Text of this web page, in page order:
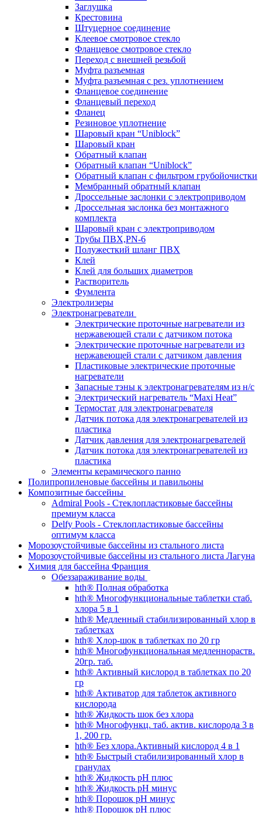
Заглушка
Крестовина
Штуцерное соединение
Клеевое смотровое стекло
Фланцевое смотровое стекло
Переход с внешней резьбой
Муфта разъемная
Муфта разъемная с рез. уплотнением
Фланцевое соединение
Фланцевый переход
Фланец
Резиновое уплотнение
Шаровый кран “Uniblock”
Шаровый кран
Обратный клапан
Обратный клапан “Uniblock”
Обратный клапан с фильтром грубойочистки
Мембранный обратный клапан
Дроссельные заслонки с электроприводом
Дроссельная заслонка без монтажного
комплекта
Шаровый кран с электроприводом
Трубы ПВХ,PN-6
Полужесткий шланг ПВХ
Клей
Клей для больших диаметров
Растворитель
Фумлента
Электролизеры
Электронагреватели
Электрические проточные нагреватели из
нержавеющей стали с датчиком потока
Электрические проточные нагреватели из
нержавеющей стали с датчиком давления
Пластиковые электрические проточные
нагреватели
Запасные тэны к электронагревателям из н/с
Электрический нагреватель “Maxi Heat”
Термостат для электронагревателя
Датчик потока для электронагревателей из
пластика
Датчик давления для электронагревателей
Датчик потока для электронагревателей из
пластика
Элементы керамического панно
Полипропиленовые бассейны и павильоны
Композитные бассейны
Admiral Pools - Стеклопластиковые бассейны
премиум класса
Delfy Pools - Стеклопластиковые бассейны
оптимум класса
Морозоустойчивые бассейны из стального листа
Морозоустойчивые бассейны из стального листа Лагуна
Химия для бассейна Франция
Обеззараживание воды
hth® Полная обработка
hth® Многофункциональные таблетки стаб.
хлора 5 в 1
hth® Медленный стабилизированный хлор в
таблетках
hth® Хлор-шок в таблетках по 20 гр
hth® Многофункциональная медленнораств.
20гр. таб.
hth® Активный кислород в таблетках по 20
гр
hth® Активатор для таблеток активного
кислорода
hth® Жидкость шок без хлора
hth® Многофункц. таб. актив. кислорода 3 в
1, 200 гр.
hth® Без хлора.Активный кислород 4 в 1
hth® Быстрый стабилизированный хлор в
гранулах
hth® Жидкость pH плюс
hth® Жидкость pH минус
hth® Порошок pH минус
hth® Порошок pH плюс